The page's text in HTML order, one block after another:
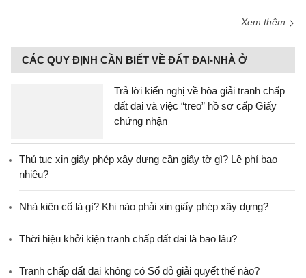
Xem thêm
CÁC QUY ĐỊNH CẦN BIẾT VỀ ĐẤT ĐAI-NHÀ Ở
Trả lời kiến nghị về hòa giải tranh chấp
đất đai và việc “treo” hồ sơ cấp Giấy
chứng nhận
Thủ tục xin giấy phép xây dựng cần giấy tờ gì? Lệ phí bao
nhiêu?
Nhà kiên cố là gì? Khi nào phải xin giấy phép xây dựng?
Thời hiệu khởi kiện tranh chấp đất đai là bao lâu?
Tranh chấp đất đai không có Sổ đỏ giải quyết thế nào?